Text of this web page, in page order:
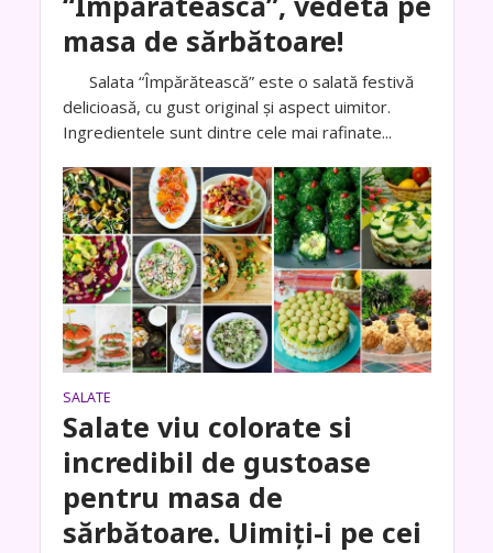
masa de sărbătoare!
Salata “Împărătească” este o salată festivă
delicioasă, cu gust original și aspect uimitor.
Ingredientele sunt dintre cele mai rafinate...
SALATE
Salate viu colorate si
incredibil de gustoase
pentru masa de
sărbătoare. Uimiți-i pe cei